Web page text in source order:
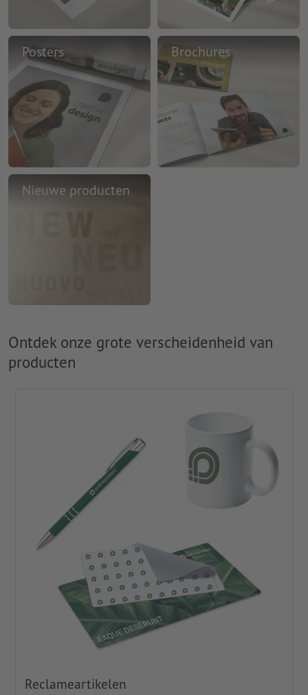
Posters Brochures
Nieuwe producten
Ontdek onze grote verscheidenheid van
producten
Reclameartikelen